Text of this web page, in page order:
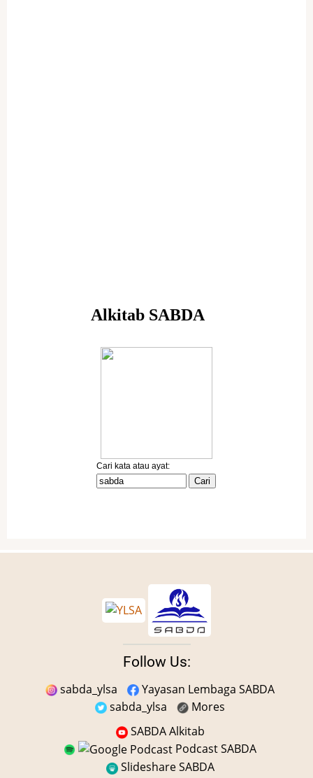
Follow Us:
sabda_ylsa
Yayasan Lembaga SABDA
sabda_ylsa
Mores
SABDA Alkitab
Podcast SABDA
Slideshare SABDA